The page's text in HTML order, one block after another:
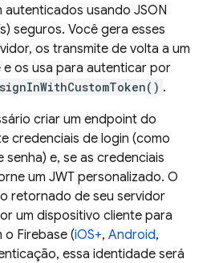
autenticados usando JSON
seguros. Você gera esses
os transmite de volta a um
os usa para autenticar por
signInWithCustomToken() .
criar um endpoint do
credenciais de login (como
senha) e, se as credenciais
um JWT personalizado. O
retornado de seu servidor
um dispositivo cliente para
Firebase (iOS+, Android,
essa identidade será